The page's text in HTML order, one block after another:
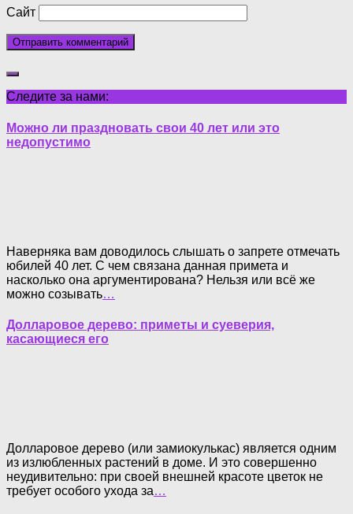
Сайт
Следите за нами:
Можно ли праздновать свои 40 лет или это
недопустимо
Наверняка вам доводилось слышать о запрете отмечать
юбилей 40 лет. С чем связана данная примета и
насколько она аргументирована? Нельзя или всё же
можно созывать…
Долларовое дерево: приметы и суеверия,
касающиеся его
Долларовое дерево (или замиокулькас) является одним
из излюбленных растений в доме. И это совершенно
неудивительно: при своей внешней красоте цветок не
требует особого ухода за…